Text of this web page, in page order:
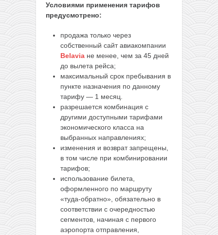
Условиями применения тарифов
предусмотрено:
продажа только через
собственный сайт авиакомпании
Belavia не менее, чем за 45 дней
до вылета рейса;
максимальный срок пребывания в
пункте назначения по данному
тарифу — 1 месяц.
разрешается комбинация с
другими доступными тарифами
экономического класса на
выбранных направлениях;
изменения и возврат запрещены,
в том числе при комбинировании
тарифов;
использование билета,
оформленного по маршруту
«туда-обратно», обязательно в
соответствии с очередностью
сегментов, начиная с первого
аэропорта отправления,